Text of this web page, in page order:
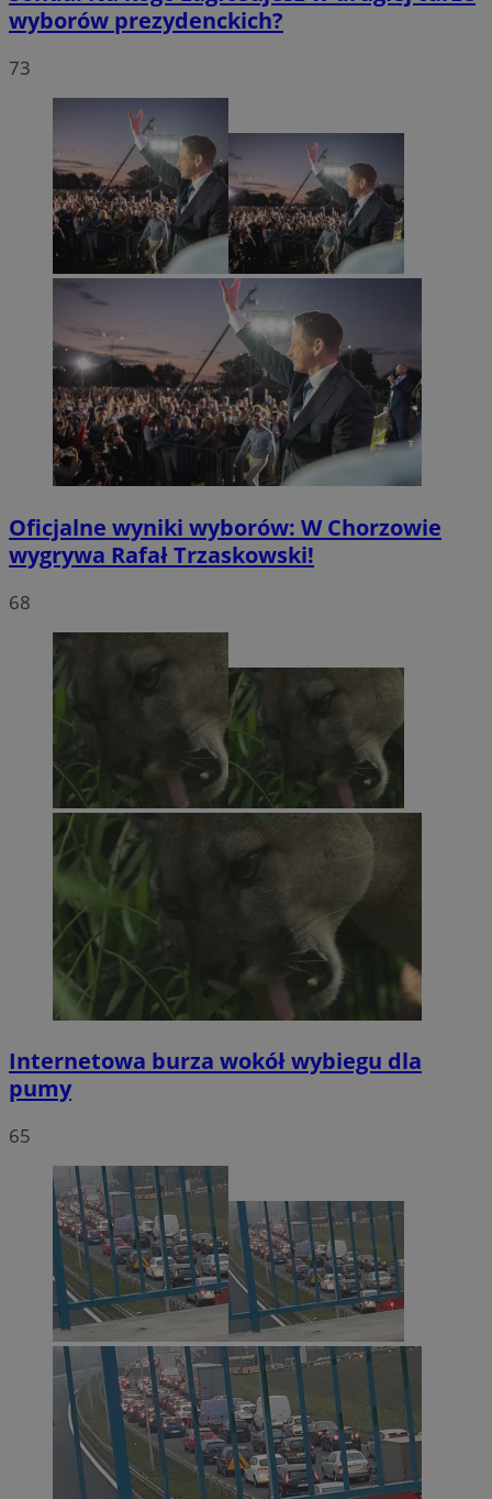
wyborów prezydenckich?
73
Oficjalne wyniki wyborów: W Chorzowie
wygrywa Rafał Trzaskowski!
68
Internetowa burza wokół wybiegu dla
pumy
65